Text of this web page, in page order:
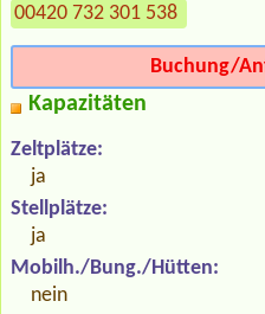
00420 732 301 538
Buchung/
Kapazitäten
Zeltplätze:
ja
Stellplätze:
ja
Mobilh./Bung./Hütten:
nein